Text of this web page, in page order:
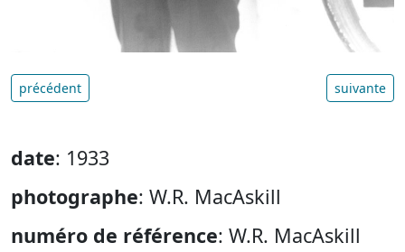
précédent suivante
date: 1933
photographe: W.R. MacAskill
numéro de référence: W.R. MacAskill